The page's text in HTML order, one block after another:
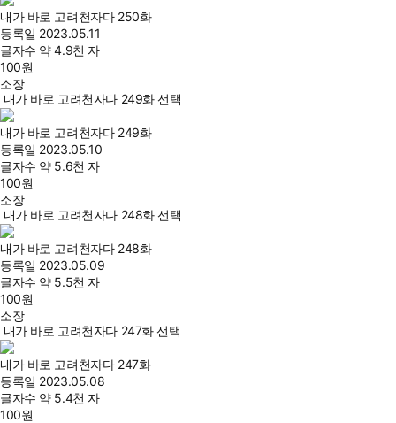
내가 바로 고려천자다 250화
등록일 2023.05.11
글자수 약 4.9천 자
100원
소장
내가 바로 고려천자다 249화 선택
내가 바로 고려천자다 249화
등록일 2023.05.10
글자수 약 5.6천 자
100원
소장
내가 바로 고려천자다 248화 선택
내가 바로 고려천자다 248화
등록일 2023.05.09
글자수 약 5.5천 자
100원
소장
내가 바로 고려천자다 247화 선택
내가 바로 고려천자다 247화
등록일 2023.05.08
글자수 약 5.4천 자
100원